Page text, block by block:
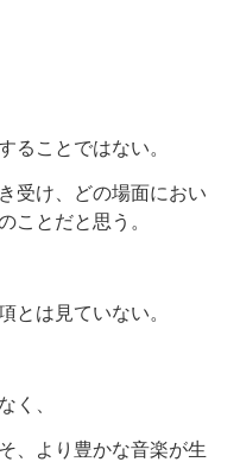
ることではない。
受け、どの場面におい
ことだと思う。
とは見ていない。
く、
、より豊かな音楽が生